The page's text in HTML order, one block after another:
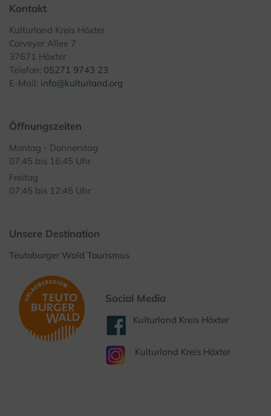
Kontakt
Kulturland Kreis Höxter
Corveyer Allee 7
37671 Höxter
Telefon: 05271 9743 23
E-Mail: info@kulturland.org
Öffnungszeiten
Montag - Donnerstag
07:45 bis 16:45 Uhr
Freitag
07:45 bis 12:45 Uhr
Unsere Destination
Teutoburger Wald Tourismus
Social Media
Kulturland Kreis Höxter
Kulturland Kreis Höxter